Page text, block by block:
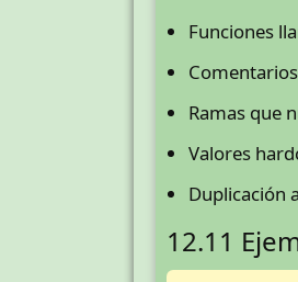
Funciones
Ramas que
Valores
Duplicación
12.11